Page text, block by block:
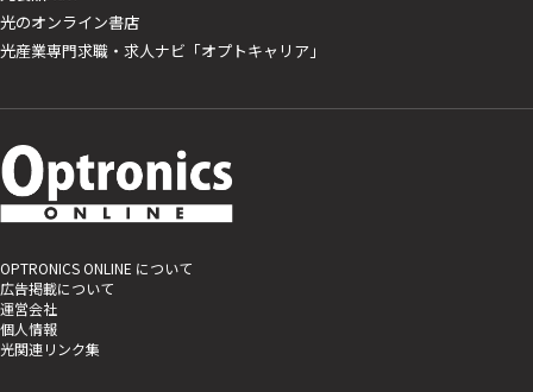
光のオンライン書店
光産業専門求職・求人ナビ「オプトキャリア」
OPTRONICS ONLINE について
広告掲載について
運営会社
個人情報
光関連リンク集